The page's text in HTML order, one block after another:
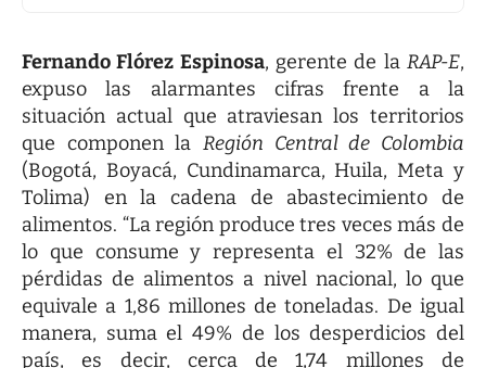
Fernando Flórez Espinosa, gerente de laRAP-E,
expuso las alarmantes cifras frente a la
situación actual que atraviesan los territorios
que componen la Región Central de Colombia
(Bogotá, Boyacá, Cundinamarca, Huila, Meta y
Tolima) en la cadena de abastecimiento de
alimentos. “La región produce tres veces más de
lo que consume y representa el 32% de las
pérdidas de alimentos a nivel nacional, lo que
equivale a 1,86 millones de toneladas. De igual
manera, suma el 49% de los desperdicios del
país, es decir, cerca de 1,74 millones de